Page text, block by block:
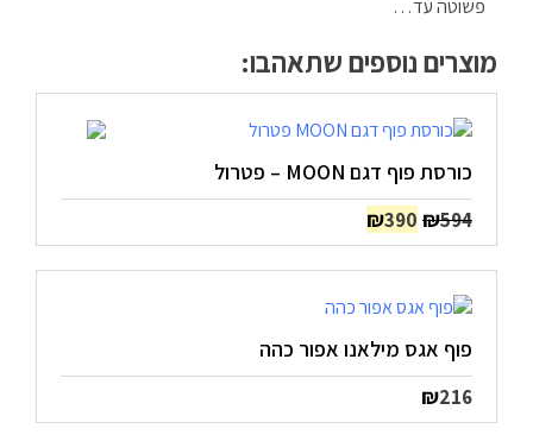
פשוטה עד…
מוצרים נוספים שתאהבו:
כורסת פוף דגם MOON – פטרול
₪594
המחיר
המקורי
היה:
₪594.
₪390
הנוכחי
הוא:
₪390.
פוף אגס מילאנו אפור כהה
₪216